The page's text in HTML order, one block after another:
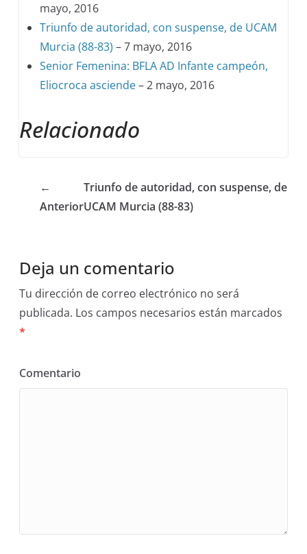
mayo, 2016
Triunfo de autoridad, con suspense, de UCAM
Murcia (88-83) – 7 mayo, 2016
Senior Femenina: BFLA AD Infante campeón,
Eliocroca asciende– 2 mayo, 2016
Relacionado
←
Anterior
Triunfo de autoridad, con suspense, de
UCAM Murcia (88-83)
Deja un comentario
Tu dirección de correo electrónico no será
publicada. Los campos necesarios están marcados
*
Comentario